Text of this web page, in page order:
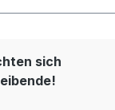
sich